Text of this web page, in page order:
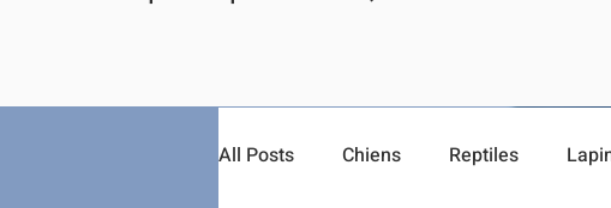
All Posts Chiens Reptiles